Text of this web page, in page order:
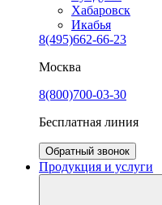
Хабаровск
Икабья
8(495)662-66-23
Москва
8(800)700-03-30
Бесплатная линия
Обратный звонок
Продукция и услуги